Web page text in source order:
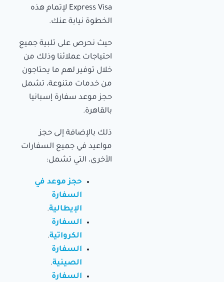
Express Visa لإتمام هذه
الخطوة نيابة عنك.
حيث نحرص على تلبية جميع
احتياجات عملائنا وذلك من
خلال توفير لهم ما يحتاجون
من خدمات متنوعة، تشمل
حجز موعد سفارة إسبانيا
بالقاهرة.
ذلك بالإضافة إلى حجز
مواعيد في جميع السفارات
الأخرى، التي تشمل:
حجز موعد في
السفارة
الإيطالية.
السفارة
الكرواتية.
السفارة
الصينية.
السفارة